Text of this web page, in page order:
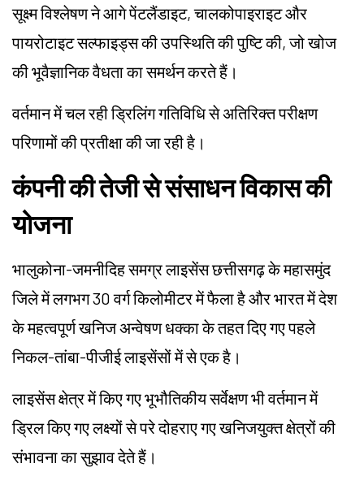
सूक्ष्म विश्लेषण ने आगे पेंटलैंडाइट, चालकोपाइराइट और
पायरोटाइट सल्फाइड्स की उपस्थिति की पुष्टि की, जो खोज
की भूवैज्ञानिक वैधता का समर्थन करते हैं।
वर्तमान में चल रही ड्रिलिंग गतिविधि से अतिरिक्त परीक्षण
परिणामों की प्रतीक्षा की जा रही है।
कंपनी की तेजी से संसाधन विकास की
योजना
भालुकोना-जमनीदिह समग्र लाइसेंस छत्तीसगढ़ के महासमुंद
जिले में लगभग 30 वर्ग किलोमीटर में फैला है और भारत में देश
के महत्वपूर्ण खनिज अन्वेषण धक्का के तहत दिए गए पहले
निकल-तांबा-पीजीई लाइसेंसों में से एक है।
लाइसेंस क्षेत्र में किए गए भूभौतिकीय सर्वेक्षण भी वर्तमान में
ड्रिल किए गए लक्ष्यों से परे दोहराए गए खनिजयुक्त क्षेत्रों की
संभावना का सुझाव देते हैं।